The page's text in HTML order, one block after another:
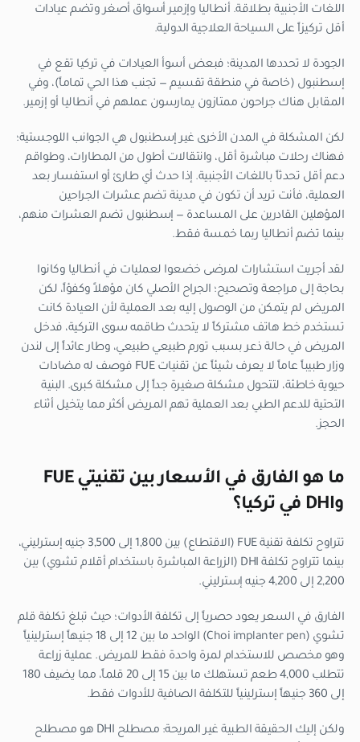
اللغات الأجنبية بطلاقة. أنطاليا وإزمير أسواق أصغر وتضم عيادات
أقل تركيزاً على السياحة العلاجية الدولية.
الجودة لا تحددها المدينة؛ فبعض أسوأ العيادات في تركيا تقع في
إسطنبول (خاصة في منطقة تقسيم — تجنب هذا الحي تماماً)، وفي
المقابل هناك جراحون ممتازون يمارسون عملهم في أنطاليا أو إزمير.
لكن المشكلة في المدن الأخرى غير إسطنبول هي الجوانب اللوجستية؛
فهناك رحلات مباشرة أقل، وانتقالات أطول من المطارات، وطواقم
دعم أقل تحدثاً باللغات الأجنبية. إذا حدث أي طارئ أو استفسار بعد
العملية، فأنت تريد أن تكون في مدينة تضم عشرات الجراحين
المؤهلين القادرين على المساعدة — إسطنبول تضم العشرات منهم،
بينما تضم أنطاليا ربما خمسة فقط.
لقد أجريت استشارات لمرضى خضعوا لعمليات في أنطاليا وكانوا
بحاجة إلى مراجعة وتصحيح؛ الجراح الأصلي كان مؤهلاً وكفؤاً، لكن
المريض لم يتمكن من الوصول إليه بعد العملية لأن العيادة كانت
تستخدم خط هاتف مشتركاً لا يتحدث طاقمه سوى التركية، فدخل
المريض في حالة ذعر بسبب تورم طبيعي طبيعي، وطار عائداً إلى لندن
وزار طبيباً عاماً لا يعرف شيئاً عن تقنيات FUE فوصف له مضادات
حيوية خاطئة، لتتحول مشكلة صغيرة جداً إلى مشكلة كبرى. البنية
التحتية للدعم الطبي بعد العملية تهم المريض أكثر مما يتخيل أثناء
الحجز.
ما هو الفارق في الأسعار بين تقنيتي FUE
وDHI في تركيا؟
تتراوح تكلفة تقنية FUE (الاقتطاع) بين 1,800 إلى 3,500 جنيه إسترليني،
بينما تتراوح تكلفة DHI (الزراعة المباشرة باستخدام أقلام تشوي) بين
2,200 إلى 4,200 جنيه إسترليني.
الفارق في السعر يعود حصرياً إلى تكلفة الأدوات؛ حيث تبلغ تكلفة قلم
تشوي (Choi implanter pen) الواحد ما بين 12 إلى 18 جنيهاً إسترلينياً
وهو مخصص للاستخدام لمرة واحدة فقط للمريض. عملية زراعة
تتطلب 4,000 طعم تستهلك ما بين 15 إلى 20 قلماً، مما يضيف 180
إلى 360 جنيهاً إسترلينياً للتكلفة الصافية للأدوات فقط.
ولكن إليك الحقيقة الطبية غير المريحة: مصطلح DHI هو مصطلح